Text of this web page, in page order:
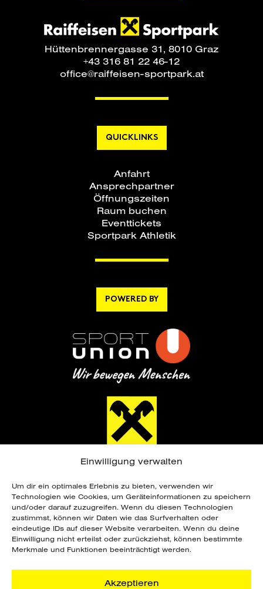
Einwilligung verwalten
Um dir ein optimales Erlebnis zu bieten, verwenden wir
Technologien wie Cookies, um Geräteinformationen zu speichern
und/oder darauf zuzugreifen. Wenn du diesen Technologien
zustimmst, können wir Daten wie das Surfverhalten oder
eindeutige IDs auf dieser Website verarbeiten. Wenn du deine
Einwilligung nicht erteilst oder zurückziehst, können bestimmte
Merkmale und Funktionen beeinträchtigt werden.
Akzeptieren
Hüttenbrennergasse 31, 8010 Graz
+43 316 81 22 46-12
office@raiffeisen-sportpark.at
QUICKLINKS
Anfahrt
Ansprechpartner
Öffnungszeiten
Raum buchen
Eventtickets
Sportpark Athletik
POWERED BY
Copyright ©2026 Sportunion Steiermark. Alle
Rechte vorbehalten. Webdesign by